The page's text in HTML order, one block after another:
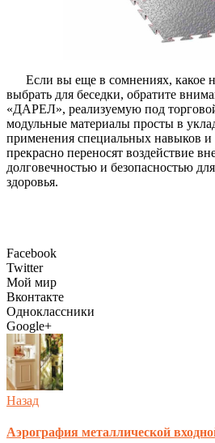
Если вы еще в сомнениях, какое
выбрать для беседки, обратите
«ДАРЕЛ», реализуемую под
модульные материалы просты в
применения специальных навыков и
прекрасно переносят воздействие
долговечностью и безопасностью
здоровья.
Facebook
Twitter
Мой мир
Вконтакте
Одноклассники
Google+
Назад
Аэрография металлической